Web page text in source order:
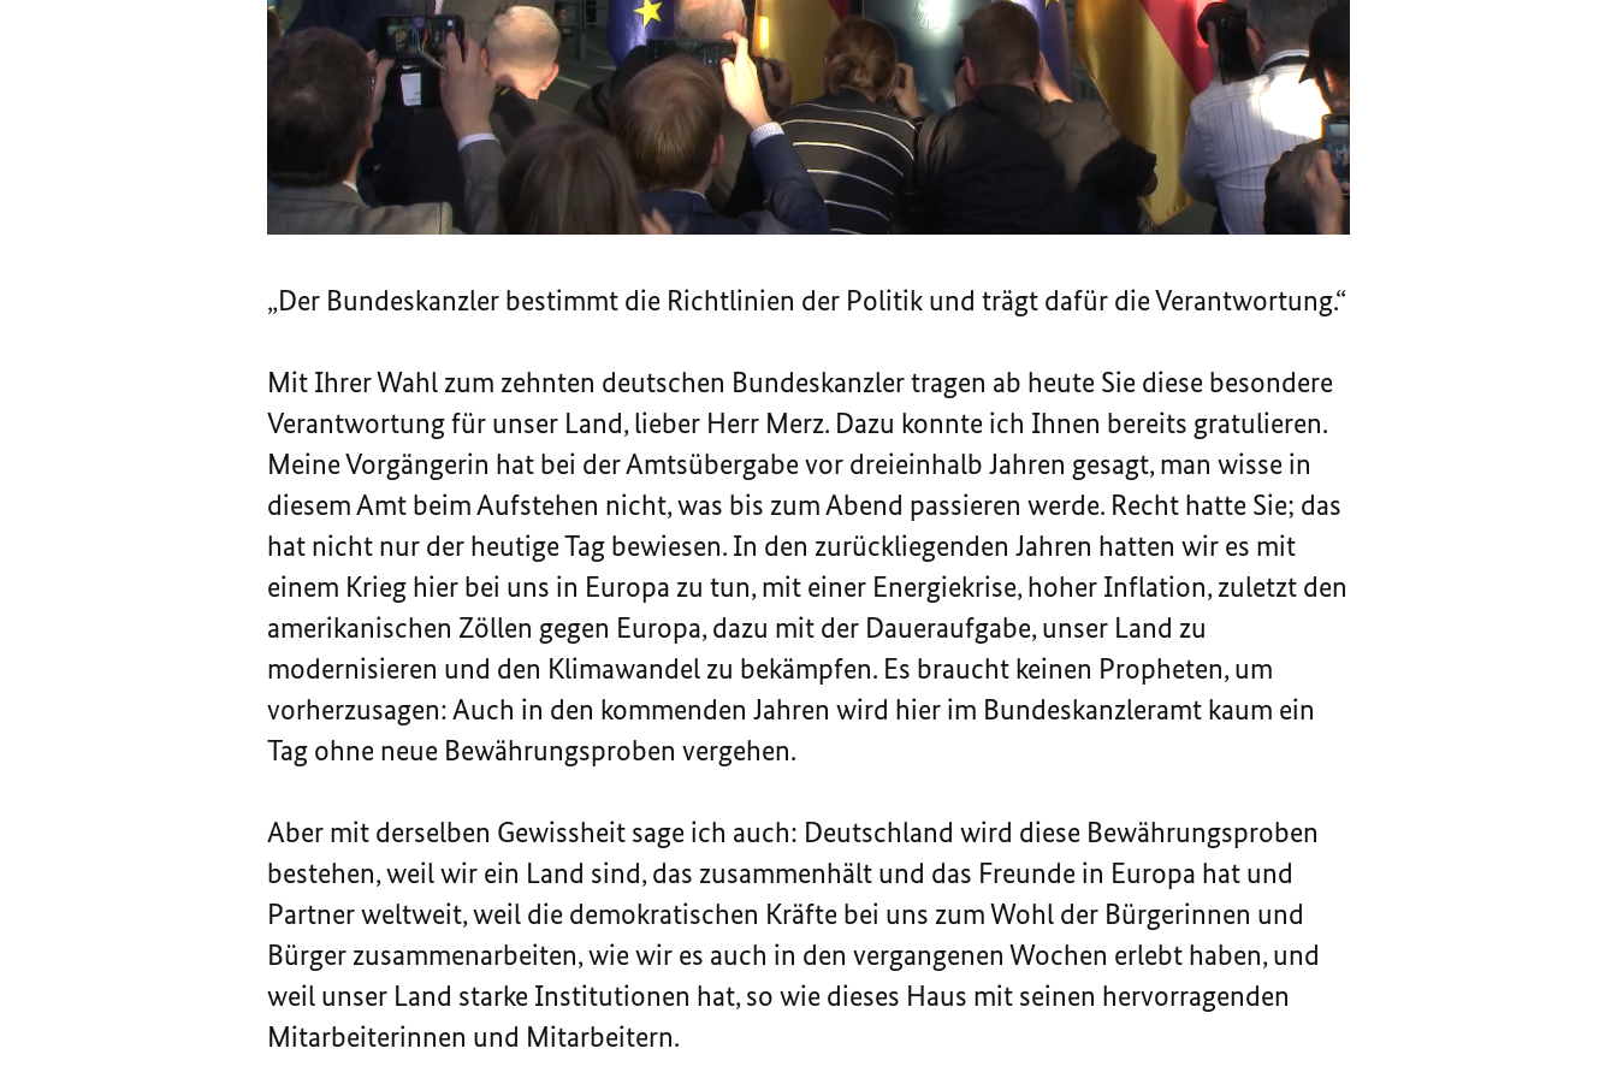
liebe Kolleginnen und Kollegen, meine Damen und Herren, herzlich willkommen im
Bundeskanzleramt! Für alle, für die das zutrifft, auch: Herzlich willkommen an Ihrem neuen
Arbeitsplatz! Dass dieser Arbeitsplatz ein ganz besonderer ist, muss ich Ihnen nicht sagen.
Das Grundgesetz beschreibt die Funktion des Bundeskanzlers in der ihm eigenen
schnörkellosen Klarheit so:
„Der Bundeskanzler bestimmt die Richtlinien der Politik und trägt dafür die Verantwortung.“
Mit Ihrer Wahl zum zehnten deutschen Bundeskanzler tragen ab heute Sie diese besondere
Verantwortung für unser Land, lieber Herr Merz. Dazu konnte ich Ihnen bereits gratulieren.
Meine Vorgängerin hat bei der Amtsübergabe vor dreieinhalb Jahren gesagt, man wisse in
diesem Amt beim Aufstehen nicht, was bis zum Abend passieren werde. Recht hatte Sie; das
hat nicht nur der heutige Tag bewiesen. In den zurückliegenden Jahren hatten wir es mit
einem Krieg hier bei uns in Europa zu tun, mit einer Energiekrise, hoher Inflation, zuletzt den
amerikanischen Zöllen gegen Europa, dazu mit der Daueraufgabe, unser Land zu
modernisieren und den Klimawandel zu bekämpfen. Es braucht keinen Propheten, um
vorherzusagen: Auch in den kommenden Jahren wird hier im Bundeskanzleramt kaum ein
Tag ohne neue Bewährungsproben vergehen.
Aber mit derselben Gewissheit sage ich auch: Deutschland wird diese Bewährungsproben
bestehen, weil wir ein Land sind, das zusammenhält und das Freunde in Europa hat und
Partner weltweit, weil die demokratischen Kräfte bei uns zum Wohl der Bürgerinnen und
Bürger zusammenarbeiten, wie wir es auch in den vergangenen Wochen erlebt haben, und
weil unser Land starke Institutionen hat, so wie dieses Haus mit seinen hervorragenden
Mitarbeiterinnen und Mitarbeitern.